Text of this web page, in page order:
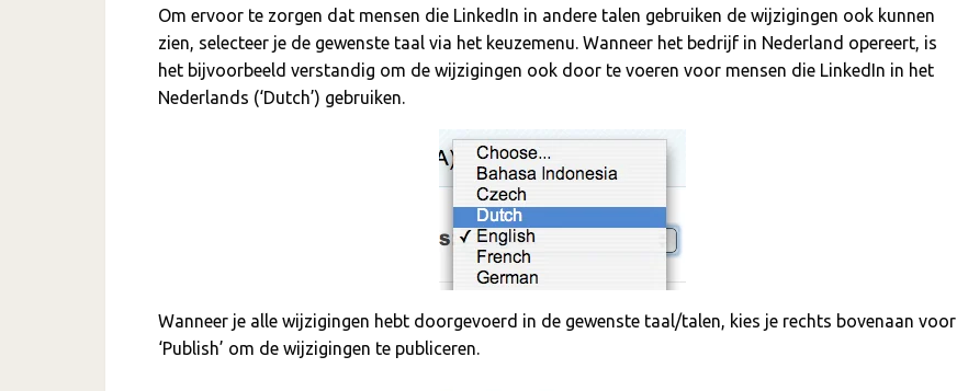
Om ervoor te zorgen dat mensen die LinkedIn in andere talen gebruiken de wijzigingen ook kunnen
zien, selecteer je de gewenste taal via het keuzemenu. Wanneer het bedrijf in Nederland opereert, is
het bijvoorbeeld verstandig om de wijzigingen ook door te voeren voor mensen die LinkedIn in het
Nederlands (‘Dutch’) gebruiken.
Wanneer je alle wijzigingen hebt doorgevoerd in de gewenste taal/talen, kies je rechts bovenaan voor
‘Publish’ om de wijzigingen te publiceren.